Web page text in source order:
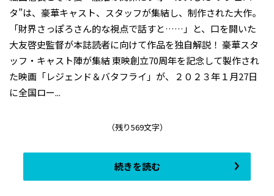
タ”は、豪華キャスト、スタッフが集結し、制作された大作。
「財界さっぽろさん的な視点で話すと……」と、口を開いた
大友啓史監督が本誌読者に向けて作品を独自解説！ 豪華スタ
ッフ・キャスト陣が集結 東映創立70周年を記念して製作され
た映画「レジェンド＆バタフライ」が、２０２３年１月27日
に全国ロー...
（残り569文字）
続きを読む